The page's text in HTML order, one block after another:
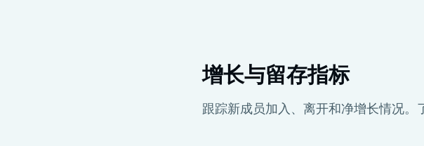
增长与留存指标
跟踪新成员加入、离开和净增长情况。